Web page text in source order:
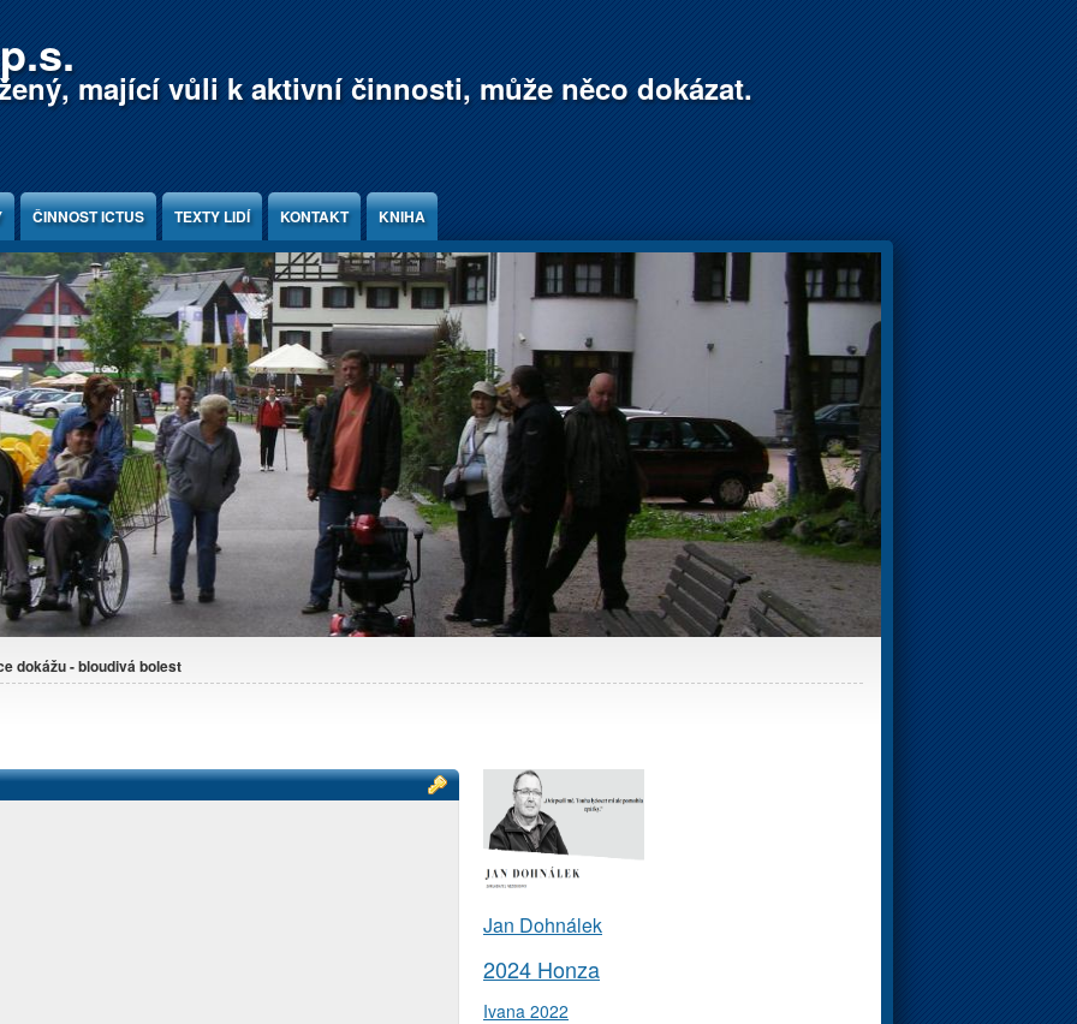
mající vůli k aktivní činnosti, může něco dokázat.
ČINNOST ICTUS TEXTY LIDÍ KONTAKT KNIHA
dokážu - bloudivá bolest
Jan Dohnálek
2024 Honza
Ivana 2022